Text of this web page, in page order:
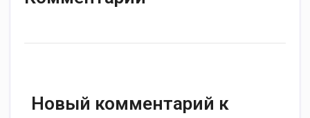
Новый комментарий к